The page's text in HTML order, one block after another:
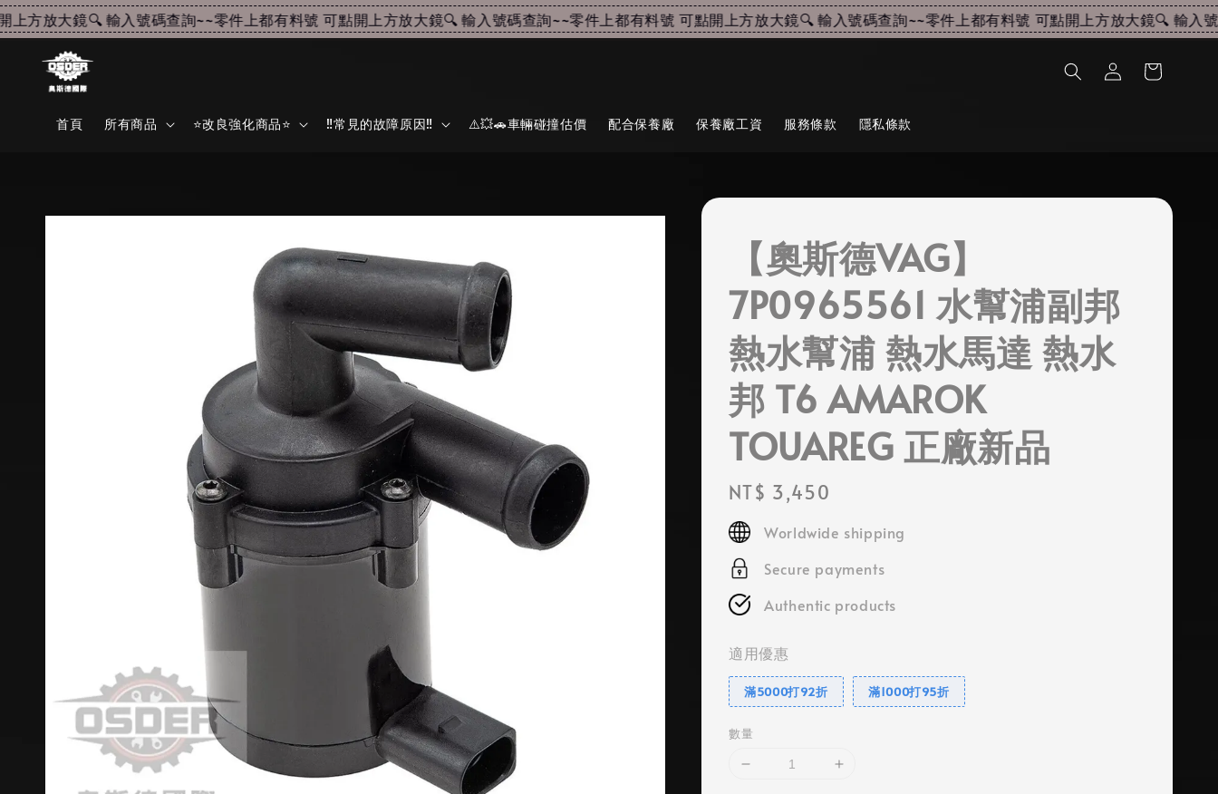
方放大鏡🔍 輸入號碼查詢~~零件上都有料號 可點開上方放大鏡🔍 輸入號碼查詢~~零件上都有料號 可點開上方放大鏡🔍 輸入號碼查詢~~零件上都有料號 可點開上方放大鏡🔍 輸入號
首頁 所有商品 ⭐改良強化商品⭐ ‼️常見的故障原因‼️ ⚠️💥🚗車輛碰撞估價 配合保養廠 保養廠工資 服務條款 隱私條款
【奧斯德VAG】
7P0965561 水幫浦副邦
熱水幫浦 熱水馬達 熱水
邦 T6 AMAROK
TOUAREG 正廠新品
Regular
price
NT$ 3,450
Worldwide shipping
Secure payments
Authentic products
適用優惠
滿5000打92折 滿1000打95折
數量